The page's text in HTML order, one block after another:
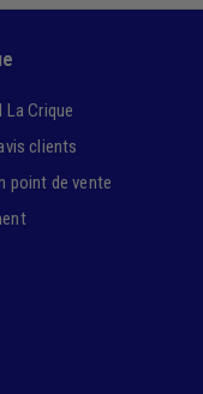
La Crique
clients
point de vente